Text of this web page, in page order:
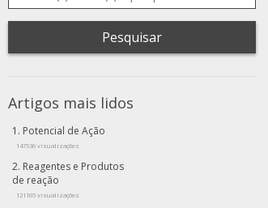
Pesquisar
Artigos mais lidos
Potencial de Ação
147536 visualizações
Reagentes e Produtos
de reação
121165 visualizações